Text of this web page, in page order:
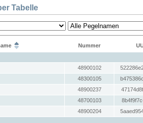
Tabelle
Nummer
48900102
48300105
48900237
48700103
48900204